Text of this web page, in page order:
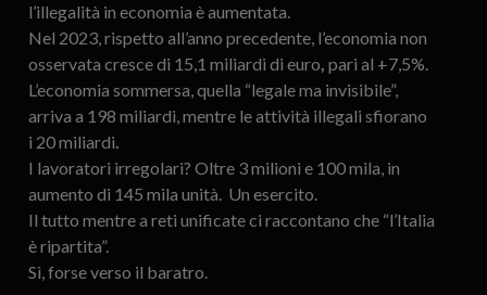
l’illegalità in economia è aumentata.
Nel 2023, rispetto all’anno precedente, l’economia non
osservata cresce di 15,1 miliardi di euro, pari al +7,5%.
L’economia sommersa, quella “legale ma invisibile”,
arriva a 198 miliardi, mentre le attività illegali sfiorano
i 20 miliardi.
I lavoratori irregolari? Oltre 3 milioni e 100 mila, in
aumento di 145 mila unità. Un esercito.
Il tutto mentre a reti unificate ci raccontano che “l’Italia
è ripartita”.
Sì, forse verso il baratro.